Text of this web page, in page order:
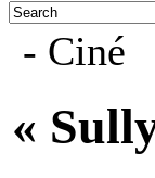
- Ciné
«